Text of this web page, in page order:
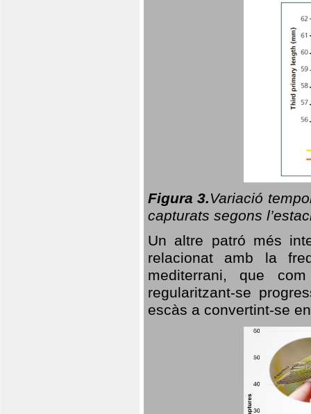
Figura 3.Variació
capturats segons
Un altre patró més
relacionat amb la
mediterrani, que
regularitzant-se
escàs a convertint-se